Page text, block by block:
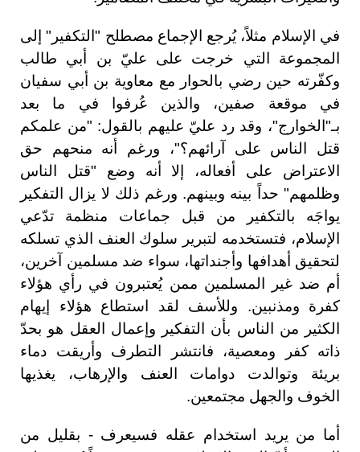
في الإسلام مثلاً، يُرجع الإجماع مصطلح "التكفير" إلى
المجموعة التي خرجت على عليّ بن أبي طالب
وكفّرته حين رضي بالحوار مع معاوية بن أبي سفيان
في موقعة صفين، والذين عُرفوا في ما بعد
بـ"الخوارج"، وقد رد عليّ عليهم بالقول: "من علمكم
قتل الناس على آرائهم؟"، ورغم أنه منحهم حق
الاعتراض على أفعاله، إلا أنه وضع "قتل الناس
وظلمهم" حداً بينه وبينهم. ورغم ذلك لا يزال التفكير
يواجَه بالتكفير من قبل جماعات منظمة تدّعي
الإسلام، فتستخدمه لتبرير سلوك العنف الذي تسلكه
لتحقيق أهدافها وأجنداتها، سواء ضد مسلمين آخرين،
أم ضد غير المسلمين ممن يُعتبرون في رأي هؤلاء
كفرة ومذنبين. وللأسف لقد استطاع هؤلاء إيهام
الكثير من الناس بأن التفكير وإعمال العقل هو بحدّ
ذاته كفر ومعصية، فانتشر التطرف وأريقت دماء
بريئة وتوالدت دوامات العنف والإرهاب، يغذيها
الخوف والجهل مجتمعين.
أما من يريد استخدام عقله فسيعرف - بقليل من